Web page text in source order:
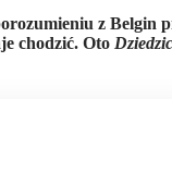
z Belgin
chodzić.Oto